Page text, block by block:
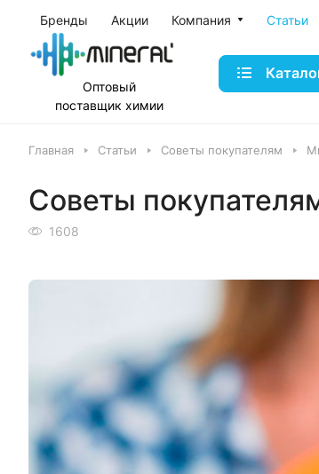
Бренды Акции Компания Статьи
Оптовый
поставщик химии
Главная Статьи Советы покупателям
Советы
1608